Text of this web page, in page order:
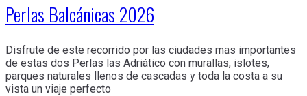
Perlas Balcánicas 2026
Disfrute de este recorrido por las ciudades mas importantes
de estas dos Perlas las Adriático con murallas, islotes,
parques naturales llenos de cascadas y toda la costa a su
vista un viaje perfecto